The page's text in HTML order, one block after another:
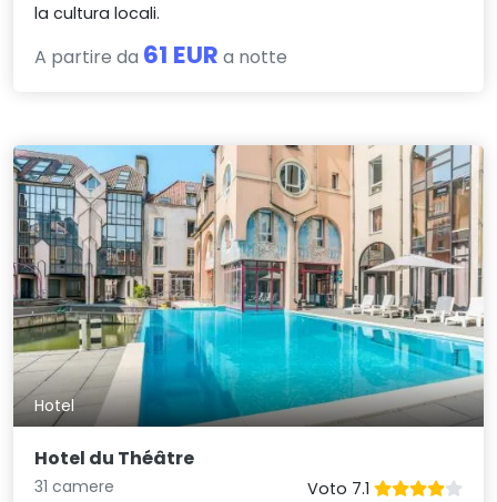
la cultura locali.
A partire da 61 EUR a notte
Hotel
Hotel du Théâtre
31 camere
Voto 7.1